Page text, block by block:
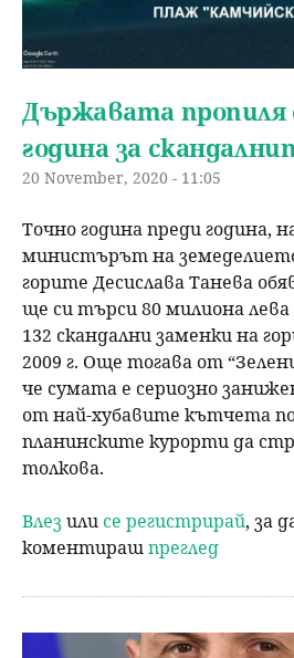
Държавата пропиля
година за
20 November, 2020 - 11:05
Точно година преди година,
министърът на
горите Десислава Танева
ще си търси 80 милиона
132 скандални заменки на
2009 г. Още тогава от
че сумата е сериозно
от най-хубавите кътчета
планинските курорти да
толкова.
Влезили се регистрирай, за
коментирашпреглед